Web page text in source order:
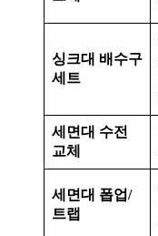
싱크대 배수구
세트
세면대 수전
교체
세면대 폽업/
트랩